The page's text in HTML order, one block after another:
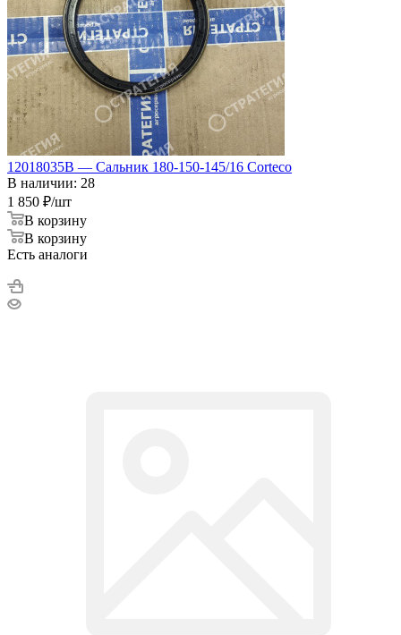
12018035B — Сальник 180-150-145/16 Corteco
В наличии: 28
1 850 ₽/шт
В корзину
В корзину
Есть аналоги